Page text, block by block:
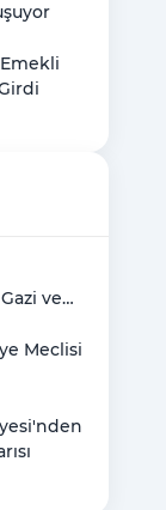
ve
Meclisi